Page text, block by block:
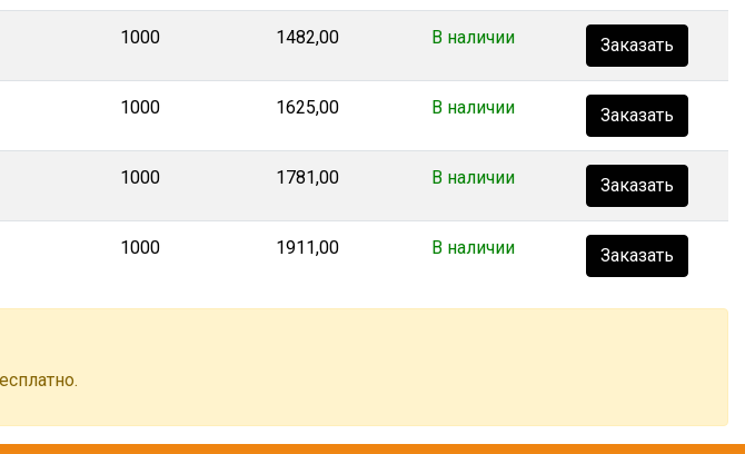
1000 1482,00 В наличии Заказать
1000 1625,00 В наличии Заказать
1000 1781,00 В наличии Заказать
1000 1911,00 В наличии Заказать